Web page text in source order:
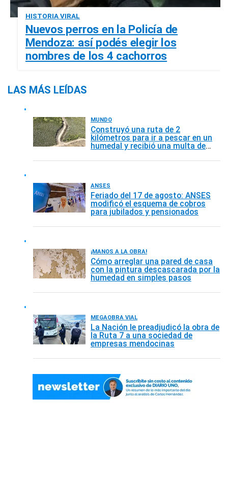
HISTORIA VIRAL
Nuevos perros en la Policía de
Mendoza: así podés elegir los
nombres de los 4 cachorros
LAS MÁS LEÍDAS
MUNDO
Construyó una ruta de 2
kilómetros para ir a pescar en un
humedal y recibió una multa de
ANSES
Feriado del 17 de agosto: ANSES
modificó el esquema de cobros
para jubilados y pensionados
¡MANOS A LA OBRA!
Cómo arreglar una pared de casa
con la pintura descascarada por la
humedad en simples pasos
MEGAOBRA VIAL
La Nación le preadjudicó la obra de
la Ruta 7 a una sociedad de
empresas mendocinas